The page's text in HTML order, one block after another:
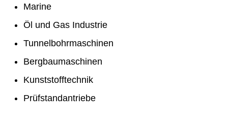
Marine
Öl und Gas Industrie
Tunnelbohrmaschinen
Bergbaumaschinen
Kunststofftechnik
Prüfstandantriebe